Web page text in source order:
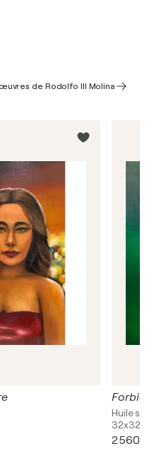
de Rodolfo III Molina
Huile sur
32x32in
2 560